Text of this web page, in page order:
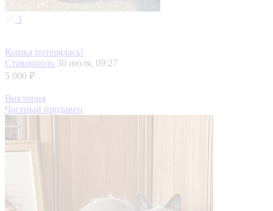
3
Кошка потерялась!
Ставрополь 30 июля, 09:27
5 000 ₽
Виктория
Частный продавец